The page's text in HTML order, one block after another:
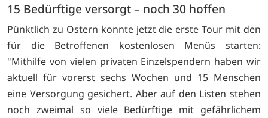
15 Bedürftige versorgt – noch 30 hoffen
Pünktlich zu Ostern konnte jetzt die erste Tour mit den
für die Betroffenen kostenlosen Menüs starten:
"Mithilfe von vielen privaten Einzelspendern haben wir
aktuell für vorerst sechs Wochen und 15 Menschen
eine Versorgung gesichert. Aber auf den Listen stehen
noch zweimal so viele Bedürftige mit gefährlichem